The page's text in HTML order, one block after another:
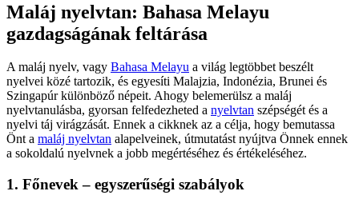
Maláj nyelvtan: Bahasa Melayu
gazdagságának feltárása
A maláj nyelv, vagy Bahasa Melayu a világ legtöbbet beszélt
nyelvei közé tartozik, és egyesíti Malajzia, Indonézia, Brunei és
Szingapúr különböző népeit. Ahogy belemerülsz a maláj
nyelvtanulásba, gyorsan felfedezheted a nyelvtan szépségét és a
nyelvi táj virágzását. Ennek a cikknek az a célja, hogy bemutassa
Önt a maláj nyelvtan alapelveinek, útmutatást nyújtva Önnek ennek
a sokoldalú nyelvnek a jobb megértéséhez és értékeléséhez.
1. Főnevek – egyszerűségi szabályok